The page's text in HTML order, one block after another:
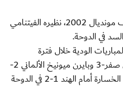
ويستقبل منتخب قطر، الذي سيستضيف مونديال 2002، نظيره الفيتنامي
الودية خلال فترة
الاستعداد، فخسر أمام لوزان السويسري صفر-3 وبايرن ميونيخ الألماني 2-
4 وتعادل مع نوشاتيل السويسري قبل الخسارة أمام الهند 1-2 في الدوحة